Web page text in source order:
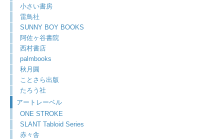
小さい書房
雷鳥社
SUNNY BOY BOOKS
阿佐ヶ谷書院
西村書店
palmbooks
秋月圓
ことさら出版
たろう社
アートレーベル
ONE STROKE
SLANT Tabloid Series
赤々舎